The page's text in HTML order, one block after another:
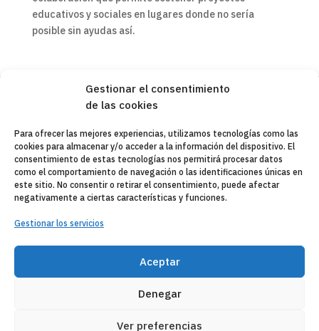
Gestionar el consentimiento
de las cookies
Para ofrecer las mejores experiencias, utilizamos tecnologías como las
cookies para almacenar y/o acceder a la información del dispositivo. El
consentimiento de estas tecnologías nos permitirá procesar datos
como el comportamiento de navegación o las identificaciones únicas en
este sitio. No consentir o retirar el consentimiento, puede afectar
negativamente a ciertas características y funciones.
Gestionar los servicios
Aceptar
Denegar
Ver preferencias
educativos y sociales en lugares donde no sería
posible sin ayudas así.
Copyleft 2025Itaka-Escolapios
AVISO LEGAL
POLÍTICA DE PRIVACIDAD
ENTIDADES COLABORADORAS
CORREO WEB